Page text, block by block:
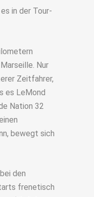
in der Tour-
Nur
Zeitfahrer,
es LeMond
Nation 32
bewegt sich
den
frenetisch